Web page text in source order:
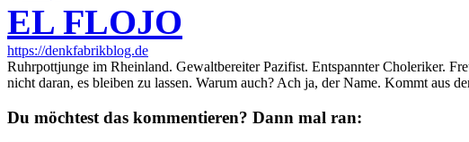
EL FLOJO
https://denkfabrikblog.de
Ruhrpottjunge im Rheinland. Gewaltbereiter Pazifist. Entspannter Choleriker.
nicht daran, es bleiben zu lassen. Warum auch? Ach ja, der Name. Kommt aus
Du möchtest das kommentieren? Dann mal ran: